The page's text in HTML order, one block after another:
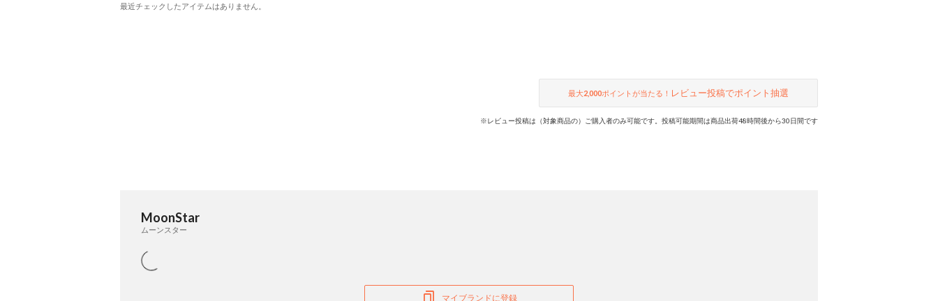
最近チェックしたアイテムはありません。
最大2,000ポイントが当たる！ レビュー投稿でポイント抽選
※レビュー投稿は（対象商品の）ご購入者のみ可能です。投稿可能期間は商品出荷48時間後から30日間です
MoonStar
ムーンスター
マイブランドに登録